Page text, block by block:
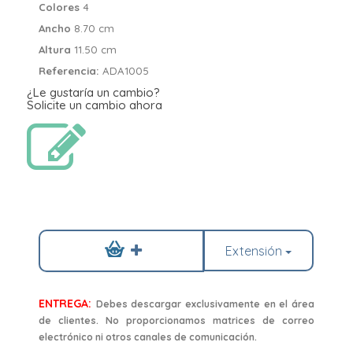
Colores4
Ancho 8.70 cm
Altura 11.50 cm
Referencia: ADA1005
¿Le gustaría un cambio?
Solicite un cambio ahora
Extensión
ENTREGA: Debes descargar exclusivamente en el área
de clientes. No proporcionamos matrices de correo
electrónico ni otros canales de comunicación.